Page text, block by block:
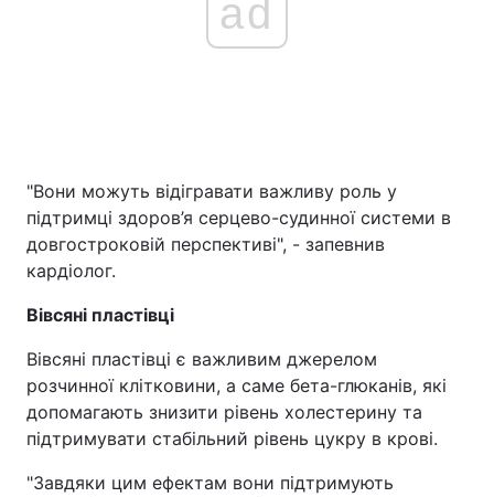
ad
"Вони можуть відігравати важливу роль у
підтримці здоров’я серцево-судинної системи в
довгостроковій перспективі", - запевнив
кардіолог.
Вівсяні пластівці
Вівсяні пластівці є важливим джерелом
розчинної клітковини, а саме бета-глюканів, які
допомагають знизити рівень холестерину та
підтримувати стабільний рівень цукру в крові.
"Завдяки цим ефектам вони підтримують